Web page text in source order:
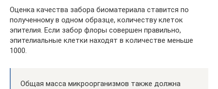
Оценка качества забора биоматериала ставится по
полученному в одном образце, количеству клеток
эпителия. Если забор флоры совершен правильно,
эпителиальные клетки находят в количестве меньше
1000.
Общая масса микроорганизмов также должна